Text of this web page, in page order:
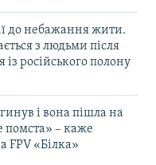
до небажання жити.
з людьми після
із російського полону
і вона пішла на
помста» – каже
FPV «Білка»